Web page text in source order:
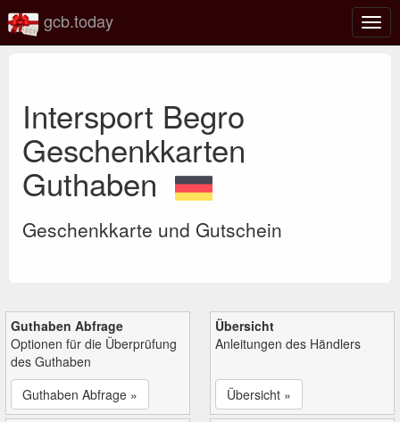
gcb.today
Intersport Begro
Geschenkkarten
Guthaben
Geschenkkarte und Gutschein
Guthaben Abfrage
Optionen für die Überprüfung
des Guthaben
Guthaben Abfrage »
Übersicht
Anleitungen des Händlers
Übersicht »